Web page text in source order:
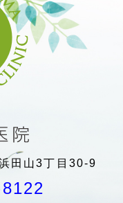
ケジュール変
で
で
)：休診
田山3丁目30-9